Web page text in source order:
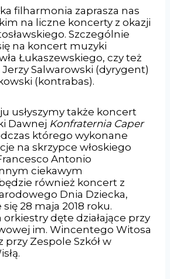
filharmonia zaprasza nas
na liczne koncerty z okazji
Szczególnie
na koncert muzyki
Łukaszewskiego, czy też
Salwarowski (dyrygent)
(kontrabas).
usłyszymy także koncert
Dawnej Konfraternia Caper
którego wykonane
na skrzypce włoskiego
Antonio
ciekawym
również koncert z
Dnia Dziecka,
28 maja 2018 roku.
dęte działające przy
im. Wincentego Witosa
przy Zespole Szkół w